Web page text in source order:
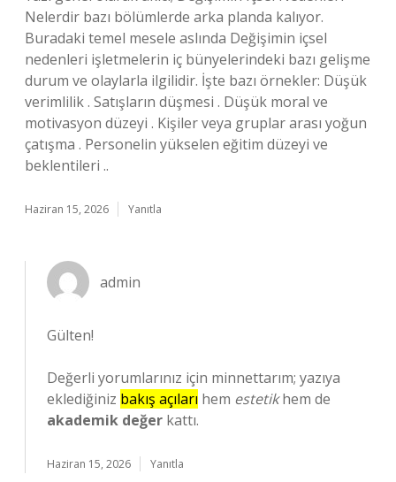
Nelerdir bazı bölümlerde arka planda kalıyor.
Buradaki temel mesele aslında Değişimin içsel
nedenleri işletmelerin iç bünyelerindeki bazı gelişme
durum ve olaylarla ilgilidir. İşte bazı örnekler: Düşük
verimlilik . Satışların düşmesi . Düşük moral ve
motivasyon düzeyi . Kişiler veya gruplar arası yoğun
çatışma . Personelin yükselen eğitim düzeyi ve
beklentileri ..
Haziran 15, 2026 Yanıtla
admin
Gülten!
Değerli yorumlarınız için minnettarım; yazıya
eklediğiniz bakış açıları hem estetikhem de
akademik değer kattı.
Haziran 15, 2026 Yanıtla